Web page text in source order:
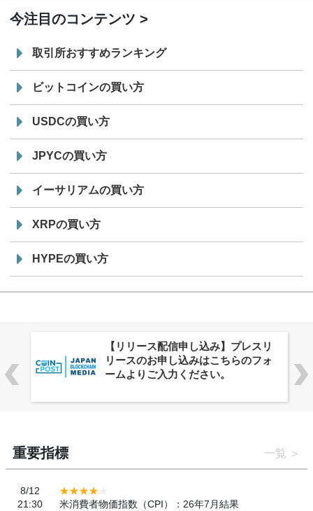
今注目のコンテンツ
取引所おすすめランキング
ビットコインの買い方
USDCの買い方
JPYCの買い方
イーサリアムの買い方
XRPの買い方
HYPEの買い方
株式会社PlnX、アジア最大級のグロ
ーバルWeb3カンファレンス
「WebX2026」とのコラボレーショ
重要指標 一覧
8/12
21:30
米消費者物価指数（CPI）：26年7月結果